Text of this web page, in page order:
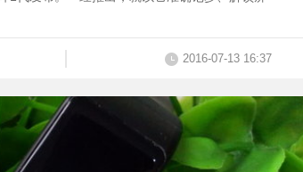
2016-07-13 16:37